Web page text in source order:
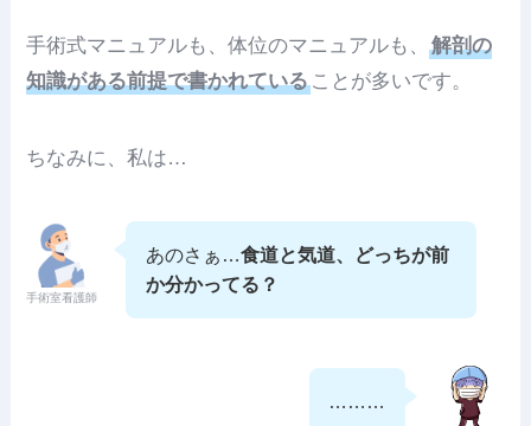
手術式マニュアルも、体位のマニュアルも、解剖の
知識がある前提で書かれていることが多いです。
ちなみに、私は…
手術室看護師
あのさぁ…食道と気道、どっちが前
か分かってる？
………